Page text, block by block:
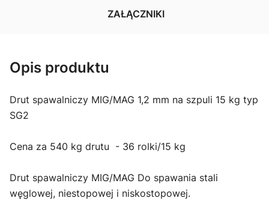
ZAŁĄCZNIKI
Opis produktu
Drut spawalniczy MIG/MAG 1,2 mm na szpuli 15 kg typ
SG2
Cena za 540 kg drutu - 36 rolki/15 kg
Drut spawalniczy MIG/MAG Do spawania stali
węglowej, niestopowej i niskostopowej.